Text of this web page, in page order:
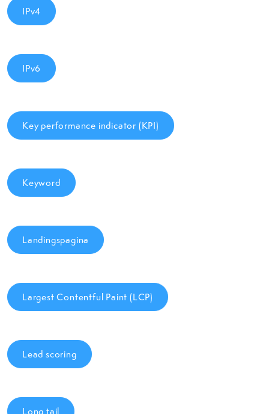
IPv4
IPv6
Key performance indicator (KPI)
Keyword
Landingspagina
Largest Contentful Paint (LCP)
Lead scoring
Long tail